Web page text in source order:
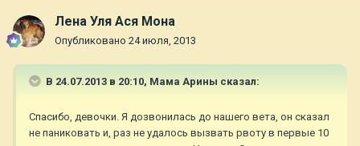
Лена Уля Ася Мона
Опубликовано 24 июля, 2013
В 24.07.2013 в 20:10, Мама Арины сказал:
Спасибо, девочки. Я дозвонилась до нашего вета, он сказал
не паниковать и, раз не удалось вызвать рвоту в первые 10